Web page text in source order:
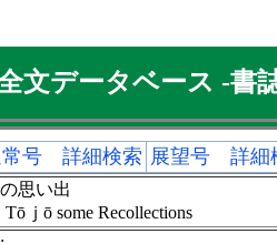
文データベース -書
常号 詳細検索 展望号 詳細
思い出
Tōｊō some Recollections